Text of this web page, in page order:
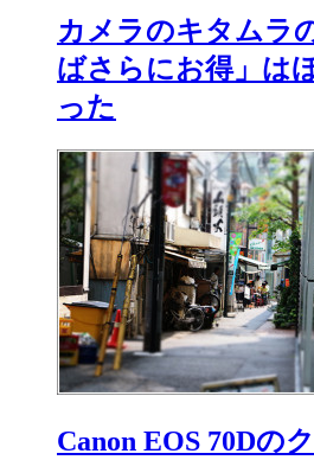
カメラのキタムラ
ばさらにお得」は
った
Canon EOS 70Dの